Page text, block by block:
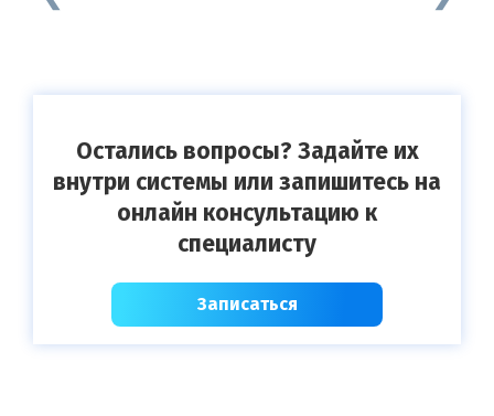
Остались вопросы? Задайте их
внутри системы или запишитесь на
онлайн консультацию к
специалисту
Записаться